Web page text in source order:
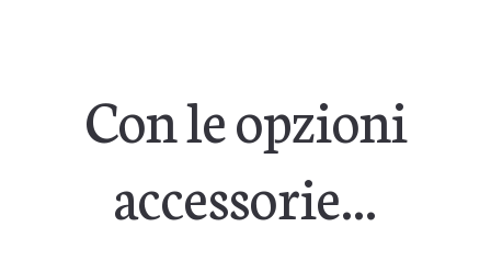
Con le opzioni
accessorie...